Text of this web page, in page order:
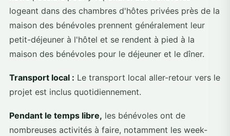
logeant dans des chambres d'hôtes privées près de la
maison des bénévoles prennent généralement leur
petit-déjeuner à l'hôtel et se rendent à pied à la
maison des bénévoles pour le déjeuner et le dîner.
Transport local : Le transport local aller-retour vers le
projet est inclus quotidiennement.
Pendant le temps libre, les bénévoles ont de
nombreuses activités à faire, notamment les week-